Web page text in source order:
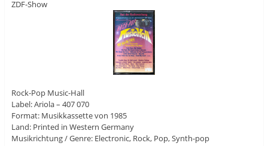
ZDF-Show
Rock-Pop Music-Hall
Label: Ariola – 407 070
Format: Musikkassette von 1985
Land: Printed in Western Germany
Musikrichtung / Genre: Electronic, Rock, Pop, Synth-pop